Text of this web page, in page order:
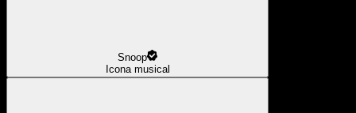
Snoop
Icona musical